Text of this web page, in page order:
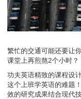
繁忙的交通可能还要让
课堂上再煎熬2个小时？
功夫英语精致的课程设
这个上班学英语的难题
效的研究成果结合现代